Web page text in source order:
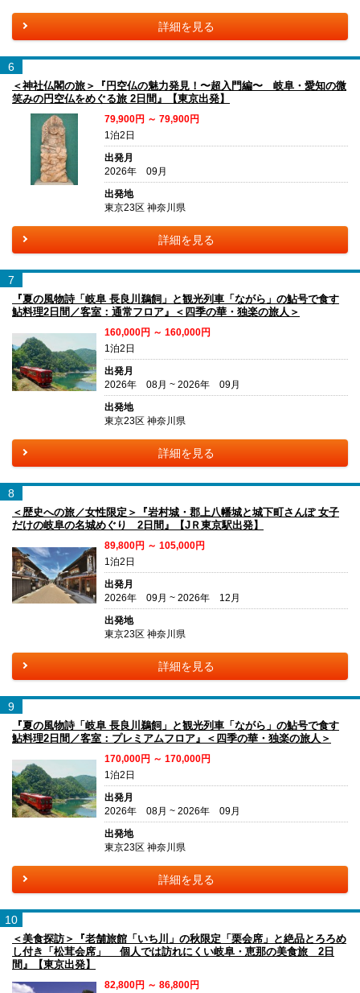
詳細を見る
6
＜神社仏閣の旅＞『円空仏の魅力発見！〜超入門編〜 岐阜・愛知の微
笑みの円空仏をめぐる旅 2日間』【東京出発】
79,900円 ～ 79,900円
1泊2日
出発月
2026年 09月
出発地
東京23区 神奈川県
詳細を見る
7
『夏の風物詩「岐阜 長良川鵜飼」と観光列車「ながら」の鮎号で食す
鮎料理2日間／客室：通常フロア』＜四季の華・独楽の旅人＞
160,000円 ～ 160,000円
1泊2日
出発月
2026年 08月 ~ 2026年 09月
出発地
東京23区 神奈川県
詳細を見る
8
＜歴史への旅／女性限定＞『岩村城・郡上八幡城と城下町さんぽ 女子
だけの岐阜の名城めぐり 2日間』【JＲ東京駅出発】
89,800円 ～ 105,000円
1泊2日
出発月
2026年 09月 ~ 2026年 12月
出発地
東京23区 神奈川県
詳細を見る
9
『夏の風物詩「岐阜 長良川鵜飼」と観光列車「ながら」の鮎号で食す
鮎料理2日間／客室：プレミアムフロア』＜四季の華・独楽の旅人＞
170,000円 ～ 170,000円
1泊2日
出発月
2026年 08月 ~ 2026年 09月
出発地
東京23区 神奈川県
詳細を見る
10
＜美食探訪＞『老舗旅館「いち川」の秋限定「栗会席」と絶品とろろめ
し付き「松茸会席」 個人では訪れにくい岐阜・恵那の美食旅 2日
間』【東京出発】
82,800円 ～ 86,800円